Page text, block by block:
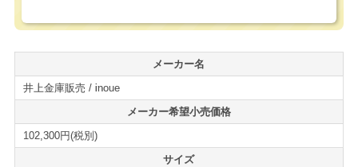
高さがH720のデスク新規格に対応しており、従来の
H700のデスクに比べて足下がゆったりとした構造になっ
ています。昨今のデスク規格や、フリーアドレスとも合
わせやすいかと思います。
天板奥には、壁面設置や、対面設置時にも配線を落とせ
るようなコード落としを設ける配慮がなされています。
メーカー名
井上金庫販売 / inoue
メーカー希望小売価格
102,300円(税別)
サイズ